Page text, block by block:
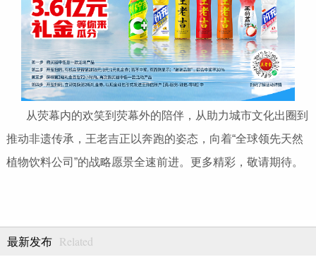
从荧幕内的欢笑到荧幕外的陪伴，从助力城市文化出圈到
推动非遗传承，王老吉正以奔跑的姿态，向着“全球领先天然
植物饮料公司”的战略愿景全速前进。更多精彩，敬请期待。
最新发布 Related